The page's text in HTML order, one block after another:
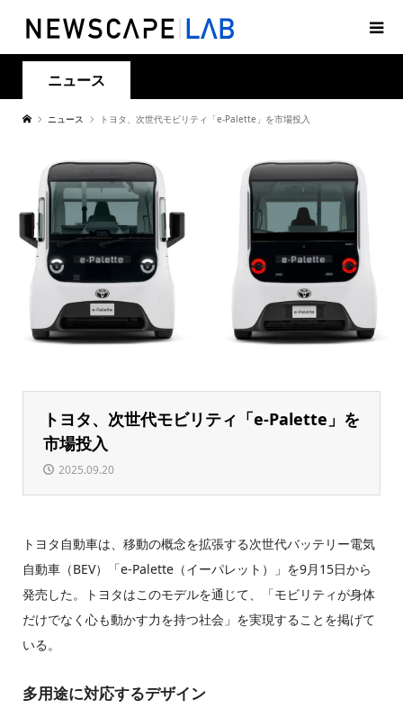
ニュース
ニュース トヨタ、次世代モビリティ「e-Palette」を市場投入
トヨタ、次世代モビリティ「e-Palette」を
市場投入
2025.09.20
トヨタ自動車は、移動の概念を拡張する次世代バッテリー電気
自動車（BEV）「e-Palette（イーパレット）」を9月15日から
発売した。トヨタはこのモデルを通じて、「モビリティが身体
だけでなく心も動かす力を持つ社会」を実現することを掲げて
いる。
多用途に対応するデザイン